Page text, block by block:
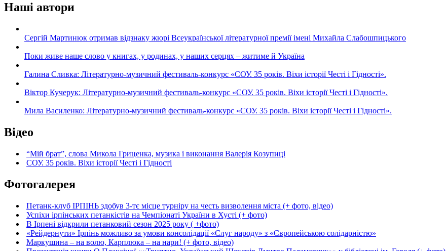
Наші автори
Сергій Мартинюк отримав відзнаку жюрі Всеукраїнської літературної премії імені Михайла Слабошпицького
Поки живе наше слово у книгах, у родинах, у наших серцях – житиме й Україна
Галина Сливка: Літературно-музичний фестиваль-конкурс «СОУ. 35 років. Віхи історії Честі і Гідності».
Віктор Кучерук: Літературно-музичний фестиваль-конкурс «СОУ. 35 років. Віхи історії Честі і Гідності».
Мила Василенко: Літературно-музичний фестиваль-конкурс «СОУ. 35 років. Віхи історії Честі і Гідності».
Відео
“Мій брат”, слова Микола Гриценка, музика і виконання Валерія Козупиці
СОУ. 35 років. Віхи історії Честі і Гідності
Фотогалерея
Петанк-клуб ІРПІНЬ здобув 3-тє місце турніру на честь визволення міста (+ фото, відео)
Успіхи ірпінських петанкістів на Чемпіонаті України в Хусті (+ фото)
В Ірпені відкрили петанковий сезон 2025 року ( +фото)
«Рейдернути» Ірпінь можливо за умови консолідації «Слуг народу» з «Європейською солідарністю»
Маркушина – на волю, Карплюка – на нари! (+ фото, відео)